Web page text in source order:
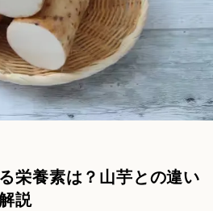
栄養素は？山芋との違い
説